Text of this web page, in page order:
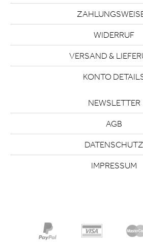
WIDERRUF
VERSAND &
KONTO
NEWSLETTER
AGB
DATENSCHUTZ
IMPRESSUM